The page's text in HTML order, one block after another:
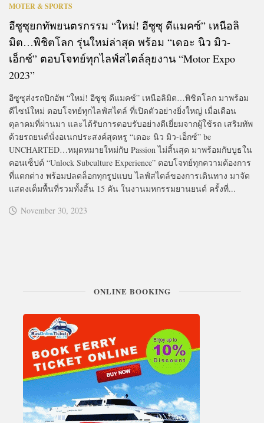
MOTER & SPORTS
อีซูซุยกทัพยนตรกรรม “ใหม่! อีซูซุ ดีแมคซ์” เหนือลิ
มิต…พิชิตโลก รุ่นใหม่ล่าสุด พร้อม “เดอะ นิว มิว-
เอ็กซ์” ตอบโจทย์ทุกไลฟ์สไตล์ลุยงาน “Motor Expo
2023”
อีซูซุส่งรถปิกอัพ “ใหม่! อีซูซุ ดีแมคซ์” เหนือลิมิต…พิชิตโลก มาพร้อม
ดีไซน์ใหม่ ตอบโจทย์ทุกไลฟ์สไตล์ ที่เปิดตัวอย่างยิ่งใหญ่ เมื่อเดือน
ตุลาคมที่ผ่านมา และได้รับการตอบรับอย่างดีเยี่ยมจากผู้ใช้รถ เสริมทัพ
ด้วยรถยนต์นั่งอเนกประสงค์สุดหรู “เดอะ นิว มิว-เอ็กซ์” be
UNCHARTED…หมุดหมายใหม่กับ Passion ไม่สิ้นสุด มาพร้อมกับบูธใน
คอนเซ็ปต์ “Unlock Subculture Experience” ตอบโจทย์ทุกความต้องการ
ที่แตกต่าง พร้อมปลดล็อกทุกรูปแบบ ไลฟ์สไตล์ของการเดินทาง มาจัด
แสดงเต็มพื้นที่รวมทั้งสิ้น 15 คัน ในงานมหกรรมยานยนต์ ครั้งที่...
November 30, 2023
ONLINE BOOKING